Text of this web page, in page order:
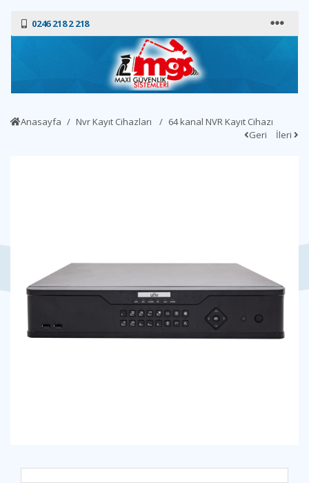
0246 218 2 218
Anasayfa Nvr Kayıt Cihazları
64 kanal NVR Kayıt Cihazı
Geri
İleri